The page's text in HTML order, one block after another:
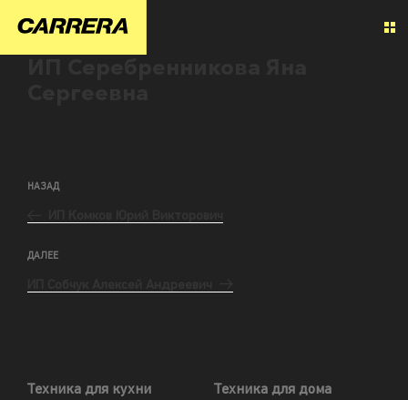
НАЗАД
ДАЛЕЕ
Техника для кухни Техника для дома